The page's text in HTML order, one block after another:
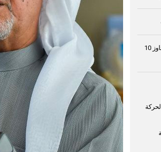
إنتاج القمح في مصر خلال موسم 2026، يتجاوز 10